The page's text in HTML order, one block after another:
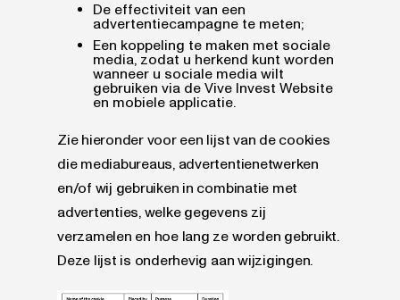
De effectiviteit van een
advertentiecampagne te meten;
Een koppeling te maken met sociale
media, zodat u herkend kunt worden
wanneer u sociale media wilt
gebruiken via de Vive Invest Website
en mobiele applicatie.
Zie hieronder voor een lijst van de cookies
die mediabureaus, advertentienetwerken
en/of wij gebruiken in combinatie met
advertenties, welke gegevens zij
verzamelen en hoe lang ze worden gebruikt.
Deze lijst is onderhevig aan wijzigingen.